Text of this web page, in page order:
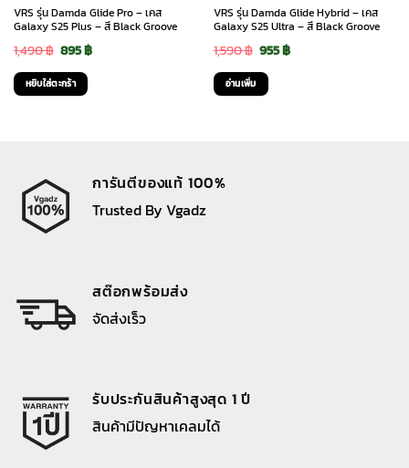
VRS รุ่น Damda Glide Pro – เคส
Galaxy S25 Plus – สี Black Groove
1,490฿ Original
price
was:
895฿Current
หยิบใส่ตะกร้า
VRS รุ่น Damda Glide Hybrid – เคส
Galaxy S25 Ultra – สี Black Groove
1,590฿ Original
price
was:
955฿Current
อ่านเพิ่ม
การันตีของแท้ 100%
Trusted By Vgadz
สต๊อกพร้อมส่ง
จัดส่งเร็ว
รับประกันสินค้าสูงสุด 1 ปี
สินค้ามีปัญหาเคลมได้